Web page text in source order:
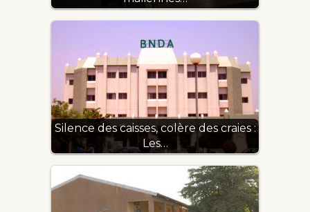
Silence des caisses, colère des craies :
Les…